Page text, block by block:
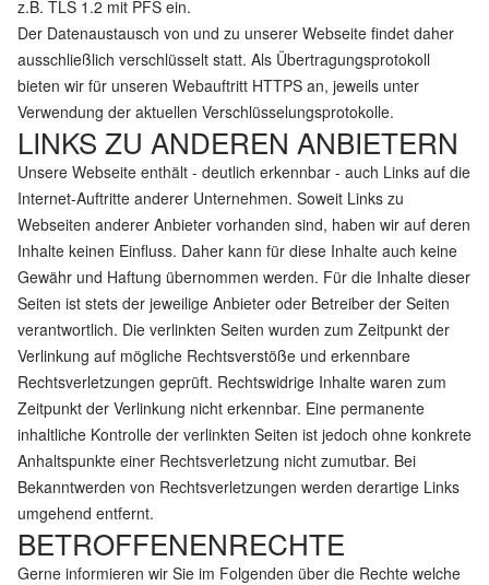
z.B. TLS 1.2 mit PFS ein.
Der Datenaustausch von und zu unserer Webseite findet daher
ausschließlich verschlüsselt statt. Als Übertragungsprotokoll
bieten wir für unseren Webauftritt HTTPS an, jeweils unter
Verwendung der aktuellen Verschlüsselungsprotokolle.
LINKS ZU ANDEREN ANBIETERN
Unsere Webseite enthält - deutlich erkennbar - auch Links auf die
Internet-Auftritte anderer Unternehmen. Soweit Links zu
Webseiten anderer Anbieter vorhanden sind, haben wir auf deren
Inhalte keinen Einfluss. Daher kann für diese Inhalte auch keine
Gewähr und Haftung übernommen werden. Für die Inhalte dieser
Seiten ist stets der jeweilige Anbieter oder Betreiber der Seiten
verantwortlich. Die verlinkten Seiten wurden zum Zeitpunkt der
Verlinkung auf mögliche Rechtsverstöße und erkennbare
Rechtsverletzungen geprüft. Rechtswidrige Inhalte waren zum
Zeitpunkt der Verlinkung nicht erkennbar. Eine permanente
inhaltliche Kontrolle der verlinkten Seiten ist jedoch ohne konkrete
Anhaltspunkte einer Rechtsverletzung nicht zumutbar. Bei
Bekanntwerden von Rechtsverletzungen werden derartige Links
umgehend entfernt.
BETROFFENENRECHTE
Gerne informieren wir Sie im Folgenden über die Rechte welche